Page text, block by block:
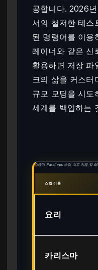
공합니다. 2026
서의 철저한 테스
된 명령어를 이용
레이너와 같은 신
활용하면 저장 파
크의 삶을 커스터
규모 모딩을 시도
세계를 백업하는
검증된 Paralives 스킬 치트 이름 및 최
스킬 이름
요리
카리스마